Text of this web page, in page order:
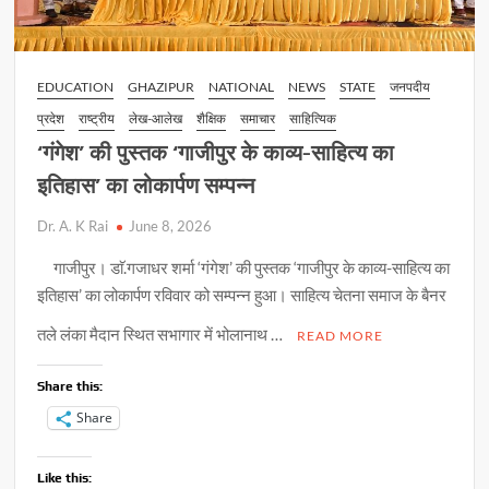
EDUCATION GHAZIPUR NATIONAL NEWS STATE
जनपदीय
प्रदेश
राष्ट्रीय लेख-आलेख शैक्षिक समाचार साहित्यिक
‘गंगेश’ की पुस्तक ‘गाजीपुर के काव्य-साहित्य का
इतिहास’ का लोकार्पण सम्पन्न
Dr. A. K Rai June 8, 2026
गाजीपुर। डाॅ.गजाधर शर्मा ‘गंगेश’ की पुस्तक ‘गाजीपुर के काव्य-साहित्य का
इतिहास’ का लोकार्पण रविवार को सम्पन्न हुआ। साहित्य चेतना समाज के बैनर
तले लंका मैदान स्थित सभागार में भोलानाथ …
READ MORE
Share this:
Share
Like this: